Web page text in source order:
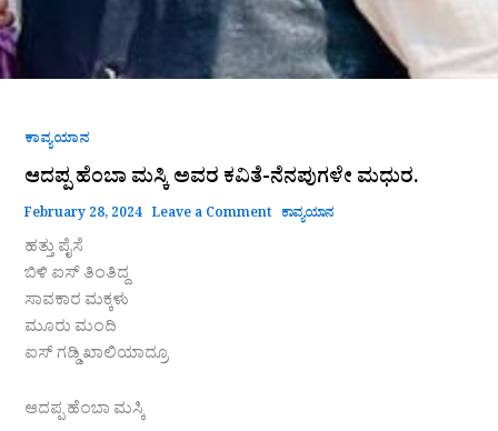
ಕಾವ್ಯಯಾನ
ಆದಪ್ಪ ಹೆಂಬಾ ಮಸ್ಕಿ ಅವರ ಕವಿತೆ-ನೆನಪುಗಳೇ ಮಧುರ.
February 28, 2024 Leave a Comment ಕಾವ್ಯಯಾನ
ಹತ್ತು ಪೈಸೆ
ಬಿಳಿ ಐಸ್ ತಿಂತಿದ್ದ
ಸಾವಕಾರ ಮಕ್ಕಳು
ಮೂರು ಮಂದಿ
ಐಸ್ ಗಡ್ಡಿ ಖಾಲಿಯಾದ್ರೂ
ಆದಪ್ಪ ಹೆಂಬಾ ಮಸ್ಕಿ